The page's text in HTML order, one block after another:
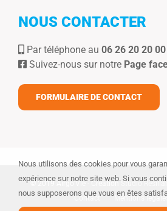
NOUS CONTACTER
Par téléphone au 06 26 20 20 00
Suivez-nous sur notre Page
FORMULAIRE DE CONTACT
© 2019 Airgo’Vie - CréationStudio
Contact
Mentions
Nous utilisons des cookies pour vous
expérience sur notre site web. Si vous
nous supposerons que vous en êtes